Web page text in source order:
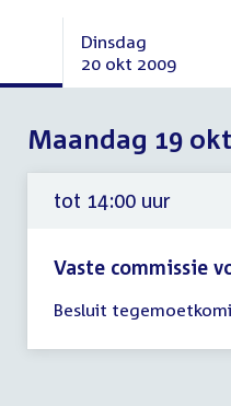
Dinsdag
20 okt 2009
Dinsdag
oktober
2009
Maandag 19
tot 14:00 uur
Vaste commissie
vergadering
tot
Besluit